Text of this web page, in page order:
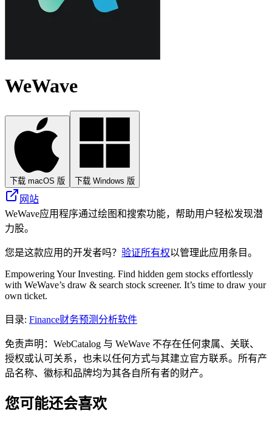
WeWave
下载 macOS 版 下载 Windows 版
网站
WeWave应用程序通过绘图和搜索功能，帮助用户轻松发现潜
力股。
您是这款应用的开发者吗？ 验证所有权以管理此应用条目。
Empowering Your Investing. Find hidden gem stocks effortlessly
with WeWave’s draw & search stock screener. It’s time to draw your
own ticket.
目录: Finance财务预测分析软件
免责声明：WebCatalog 与 WeWave 不存在任何隶属、关联、
授权或认可关系，也未以任何方式与其建立官方联系。所有产
品名称、徽标和品牌均为其各自所有者的财产。
您可能还会喜欢